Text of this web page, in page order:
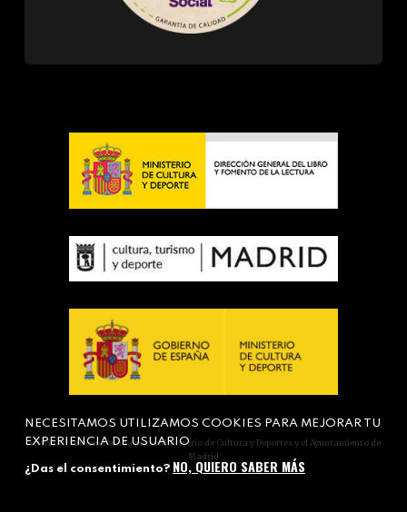
Actividad subvencionada por el Ministerio de Cultura y Deportes y el Ayuntamiento de
Madrid
NECESITAMOS UTILIZAMOS COOKIES PARA MEJORAR TU
EXPERIENCIA DE USUARIO
¿Das el consentimiento? NO, QUIERO SABER MÁS